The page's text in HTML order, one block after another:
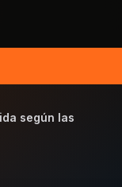
según las